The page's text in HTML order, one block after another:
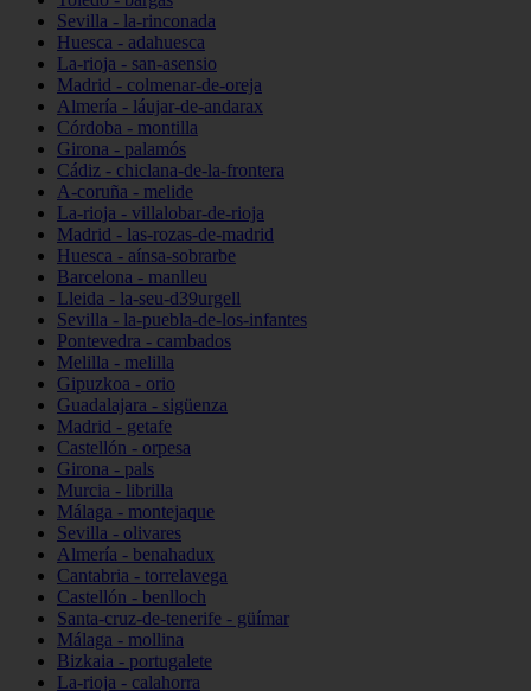
Sevilla - la-rinconada
Huesca - adahuesca
La-rioja - san-asensio
Madrid - colmenar-de-oreja
Almería - láujar-de-andarax
Córdoba - montilla
Girona - palamós
Cádiz - chiclana-de-la-frontera
A-coruña - melide
La-rioja - villalobar-de-rioja
Madrid - las-rozas-de-madrid
Huesca - aínsa-sobrarbe
Barcelona - manlleu
Lleida - la-seu-d39urgell
Sevilla - la-puebla-de-los-infantes
Pontevedra - cambados
Melilla - melilla
Gipuzkoa - orio
Guadalajara - sigüenza
Madrid - getafe
Castellón - orpesa
Girona - pals
Murcia - librilla
Málaga - montejaque
Sevilla - olivares
Almería - benahadux
Cantabria - torrelavega
Castellón - benlloch
Santa-cruz-de-tenerife - güímar
Málaga - mollina
Bizkaia - portugalete
La-rioja - calahorra